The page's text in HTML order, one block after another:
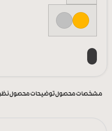
مشخصات محصولتوضیحات محصول